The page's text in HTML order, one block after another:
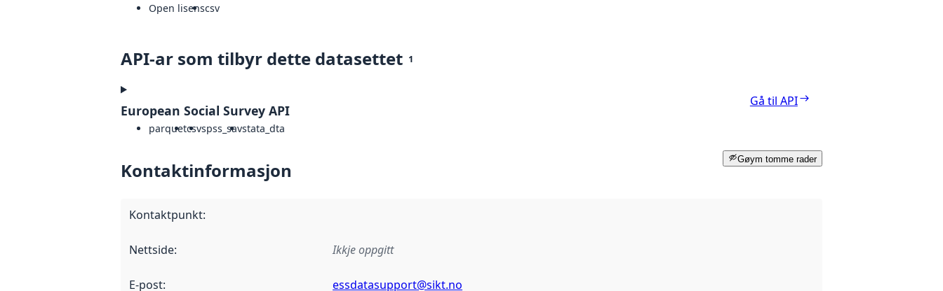
Open lisenscsv
API-ar som tilbyr dette datasettet 1
European Social Survey API
parquetcsvspss_savstata_dta
Gå til API
Gøym tomme rader
Kontaktinformasjon
Kontaktpunkt:
Nettside: Ikkje oppgitt
E-post: essdatasupport@sikt.no